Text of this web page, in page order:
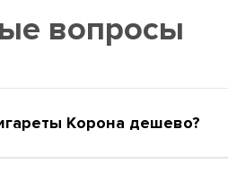
вопросы
Корона дешево?